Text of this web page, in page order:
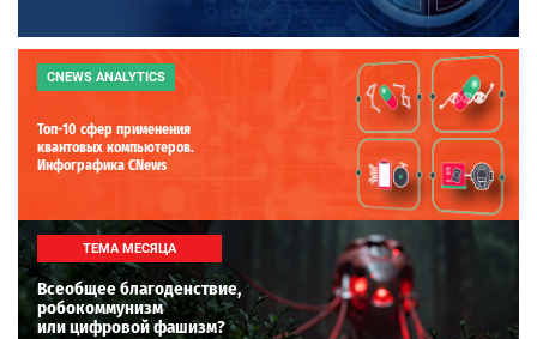
CNEWS ANALYTICS
Топ-10 сфер применения
квантовых компьютеров.
Инфографика CNews
ТЕМА МЕСЯЦА
Всеобщее благоденствие,
робокоммунизм
или цифровой фашизм?